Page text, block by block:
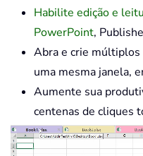
Habilite edição e
PowerPoint,
Abra e crie múltiplos
uma mesma janela,
Aumente sua
centenas de cliques